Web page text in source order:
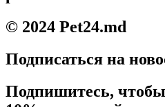
© 2024 Pet24.md
Подписаться на
Подпишитесь,